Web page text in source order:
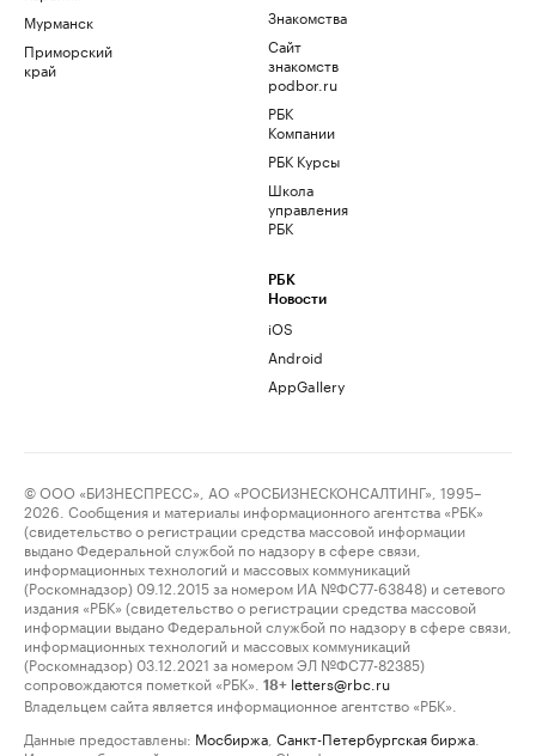
Мурманск
Приморский
край
Знакомства
Сайт
знакомств
podbor.ru
РБК
Компании
РБК Курсы
Школа
управления
РБК
РБК
Новости
iOS
Android
AppGallery
© ООО «БИЗНЕСПРЕСС», АО «РОСБИЗНЕСКОНСАЛТИНГ», 1995–
2026. Сообщения и материалы информационного агентства «РБК»
(свидетельство о регистрации средства массовой информации
выдано Федеральной службой по надзору в сфере связи,
информационных технологий и массовых коммуникаций
(Роскомнадзор) 09.12.2015 за номером ИА №ФС77-63848) и сетевого
издания «РБК» (свидетельство о регистрации средства массовой
информации выдано Федеральной службой по надзору в сфере связи,
информационных технологий и массовых коммуникаций
(Роскомнадзор) 03.12.2021 за номером ЭЛ №ФС77-82385)
сопровождаются пометкой «РБК».
18+ letters@rbc.ru
Владельцем сайта является информационное агентство «РБК».
Данные предоставлены: Мосбиржа Санкт-Петербургская биржа